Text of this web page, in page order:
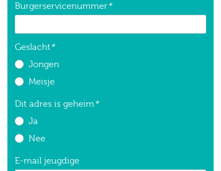
Burgerservicenummer*
Geslacht*
Jongen
Meisje
Dit adres is geheim *
Ja
Nee
E-mail jeugdige